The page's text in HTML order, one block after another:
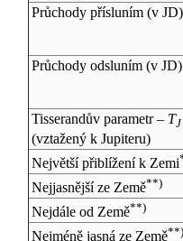
Průchody přísluním (v JD)
Průchody odsluním (v JD)
Tisserandův parametr – TJ
(vztažený k Jupiteru)
Největší přiblížení k Zemi
Nejjasnější ze Země**)
Nejdále od Země**)
Nejméně jasná ze Země**)